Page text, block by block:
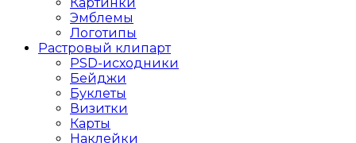
Эмблемы
Логотипы
Растровый клипарт
PSD-исходники
Бейджи
Буклеты
Визитки
Карты
Наклейки